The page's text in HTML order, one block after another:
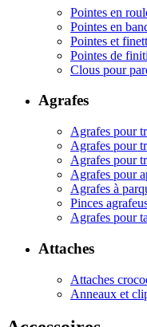
Pointes en
Pointes en
Pointes et
Pointes de
Clous pour
Agrafes
Agrafes pour
Agrafes pour
Agrafes pour
Agrafes pour
Agrafes à
Pinces
Agrafes pour
Attaches
Attaches
Anneaux et